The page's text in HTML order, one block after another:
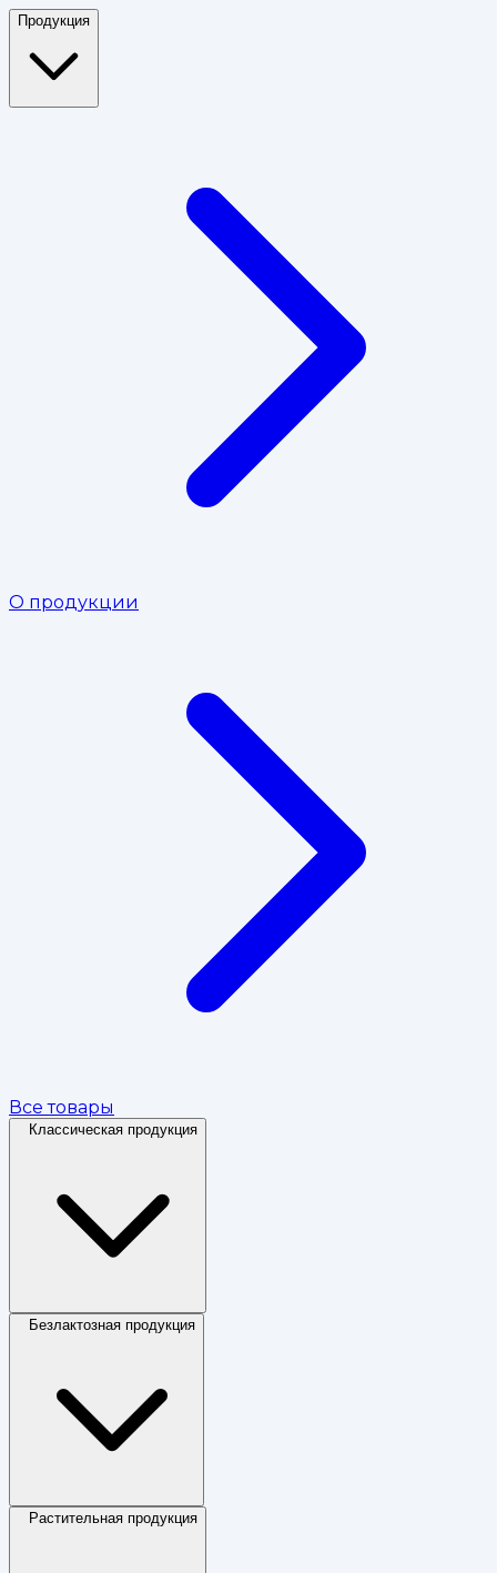
Продукция
О продукции
Все товары
Классическая продукция
Безлактозная продукция
Растительная продукция